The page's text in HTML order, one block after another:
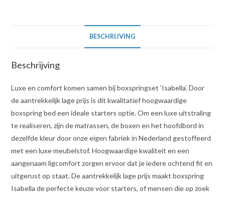
BESCHRIJVING
Beschrijving
Luxe en comfort komen samen bij boxspringset ‘Isabella’. Door
de aantrekkelijk lage prijs is dit kwalitatief hoogwaardige
boxspring bed een ideale starters optie. Om een luxe uitstraling
te realiseren, zijn de matrassen, de boxen en het hoofdbord in
dezelfde kleur door onze eigen fabriek in Nederland gestoffeerd
met een luxe meubelstof. Hoogwaardige kwaliteit en een
aangenaam ligcomfort zorgen ervoor dat je iedere ochtend fit en
uitgerust op staat. De aantrekkelijk lage prijs maakt boxspring
Isabella de perfecte keuze voor starters, of mensen die op zoek